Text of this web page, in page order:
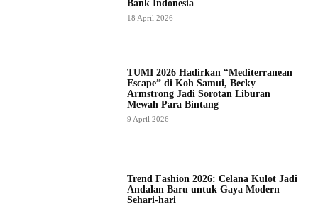
Bank Indonesia
18 April 2026
TUMI 2026 Hadirkan “Mediterranean
Escape” di Koh Samui, Becky
Armstrong Jadi Sorotan Liburan
Mewah Para Bintang
9 April 2026
Trend Fashion 2026: Celana Kulot Jadi
Andalan Baru untuk Gaya Modern
Sehari-hari